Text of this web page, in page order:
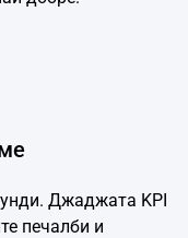
Джаджата KPI
печалби и